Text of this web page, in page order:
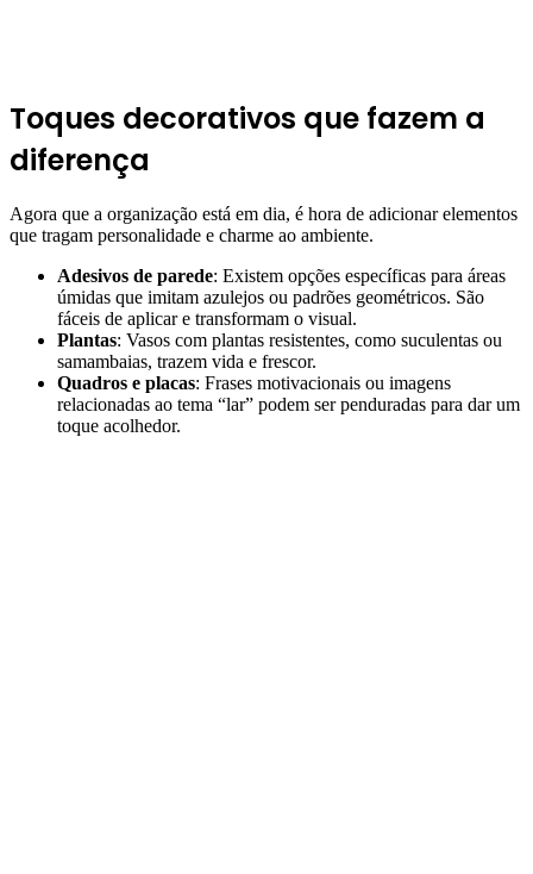
Toques decorativos que fazem a
diferença
Agora que a organização está em dia, é hora de adicionar elementos
que tragam personalidade e charme ao ambiente.
Adesivos de parede: Existem opções específicas para áreas
úmidas que imitam azulejos ou padrões geométricos. São
fáceis de aplicar e transformam o visual.
Plantas: Vasos com plantas resistentes, como suculentas ou
samambaias, trazem vida e frescor.
Quadros e placas: Frases motivacionais ou imagens
relacionadas ao tema “lar” podem ser penduradas para dar um
toque acolhedor.